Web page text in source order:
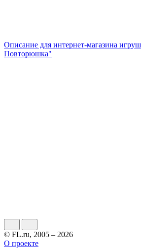
Описание для интернет-магазина
Повторюшка"
© FL.ru, 2005 – 2026
О проекте